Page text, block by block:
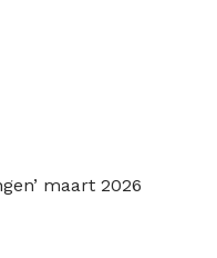
maart 2026